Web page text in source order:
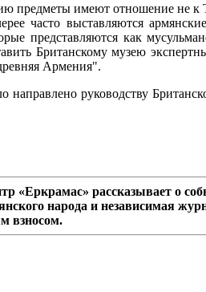
предметы имеют отношение не к
часто выставляются
представляются как
Британскому музею
Армения".
руководству
«Еркрамас» рассказывает о
народа и независимая
взносом.